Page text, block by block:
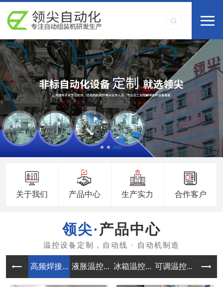
关于我们 产品中心 生产实力 合作客户
产品中心
高频焊接... 液胀温控... 冰箱温控... 可调温控... 自动